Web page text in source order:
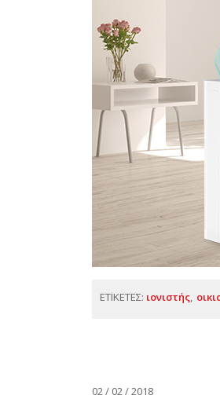
ΕΤΙΚΕΤΕΣ: ιονιστής
02 / 02 / 2018